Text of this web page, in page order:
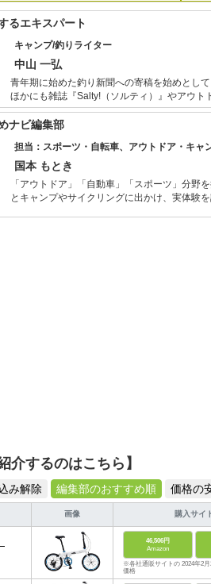
るエキスパート
キャンプ/釣りライター
中山 一弘
青年期に始めた釣り新聞への寄稿を始めとし
ほかにも雑誌『Salty!（ソルティ）』やアウトドア
には必ず海山湖を駆けまわっている自然派で
本中の旬な魚を追っている。 キャンプ用品は
ナビ編集部
担当：スポーツ・自転車、アウトドア・キャ
国本 もとき
「アウトドア」「自動車」「スポーツ」分野
とキャンプやサイクリングに出かけ、実体験
介するのはこちら】
み解除 編集部のおすすめ順 価格の
画像 購入サイ
46,506円
Amazon
※各社通販サイトの 2024年2
価格